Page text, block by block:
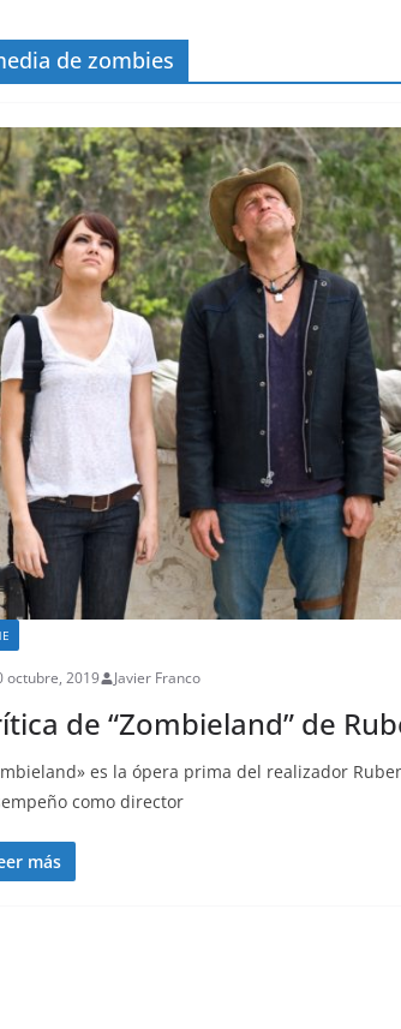
de zombies
octubre, 2019 Javier Franco
de “Zombieland” de
es la ópera prima del realizador
como director
más